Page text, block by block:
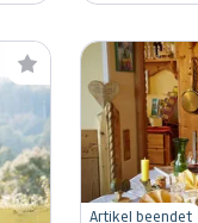
Artikel beendet